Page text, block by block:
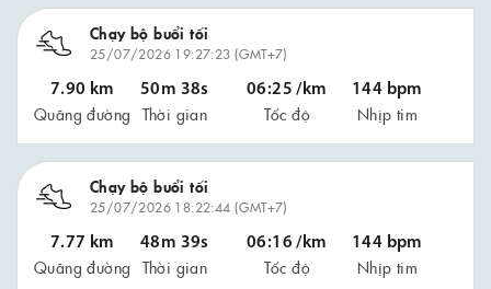
Chạy bộ buổi tối
25/07/2026 19:27:23 (GMT+7)
7.90 km
Quãng đường
50m 38s
Thời gian
06:25 /km
Tốc độ
144 bpm
Nhịp tim
Chạy bộ buổi tối
25/07/2026 18:22:44 (GMT+7)
7.77 km
Quãng đường
48m 39s
Thời gian
06:16 /km
Tốc độ
144 bpm
Nhịp tim